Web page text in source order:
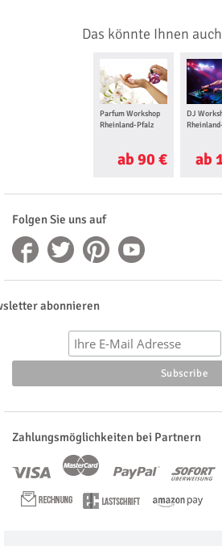
Das könnte Ihnen
Parfum Workshop
Rheinland-Pfalz
ab 90 €
DJ
ab
Folgen Sie uns auf
abonnieren
Zahlungsmöglichkeiten bei Partnern